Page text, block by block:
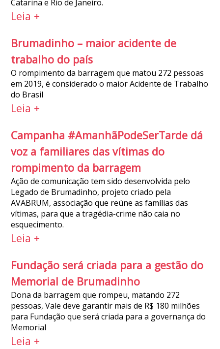
Catarina e Rio de Janeiro.
Leia +
Brumadinho – maior acidente de
trabalho do país
O rompimento da barragem que matou 272 pessoas
em 2019, é considerado o maior Acidente de Trabalho
do Brasil
Leia +
Campanha #AmanhãPodeSerTarde dá
voz a familiares das vítimas do
rompimento da barragem
Ação de comunicação tem sido desenvolvida pelo
Legado de Brumadinho, projeto criado pela
AVABRUM, associação que reúne as famílias das
vítimas, para que a tragédia-crime não caia no
esquecimento.
Leia +
Fundação será criada para a gestão do
Memorial de Brumadinho
Dona da barragem que rompeu, matando 272
pessoas, Vale deve garantir mais de R$ 180 milhões
para Fundação que será criada para a governança do
Memorial
Leia +